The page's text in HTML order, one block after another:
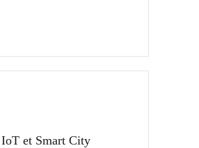
et Smart City​